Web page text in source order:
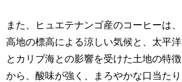
また、ヒュエテナンゴ産のコーヒーは、
高地の標高による涼しい気候と、太平洋
とカリブ海との影響を受けた土地の特徴
から、酸味が強く、まろやかな口当たり